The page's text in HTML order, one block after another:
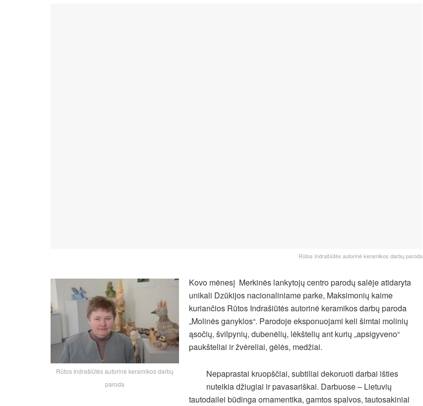
Rūtos Indrašiūtės autorinė keramikos darbų paroda
Rūtos Indrašiūtės autorinė keramikos darbų
paroda
Kovo mėnesį Merkinės lankytojų centro parodų salėje atidaryta
unikali Dzūkijos nacionaliniame parke, Maksimonių kaime
kuriančios Rūtos Indrašiūtės autorinė keramikos darbų paroda
„Molinės ganyklos“. Parodoje eksponuojami keli šimtai molinių
ąsočių, švilpynių, dubenėlių, lėkštelių ant kurių „apsigyveno“
paukšteliai ir žvėreliai, gėlės, medžiai.
Nepaprastai kruopščiai, subtiliai dekoruoti darbai išties
nuteikia džiugiai ir pavasariškai. Darbuose – Lietuvių
tautodailei būdinga ornamentika, gamtos spalvos, tautosakiniai